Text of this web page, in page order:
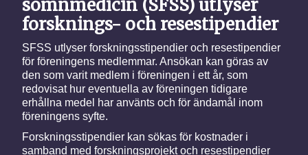
sömnmedicin (SFSS) utlyser
forsknings- och resestipendier
SFSS utlyser forskningsstipendier och resestipendier
för föreningens medlemmar. Ansökan kan göras av
den som varit medlem i föreningen i ett år, som
redovisat hur eventuella av föreningen tidigare
erhållna medel har använts och för ändamål inom
föreningens syfte.
Forskningsstipendier kan sökas för kostnader i
samband med forskningsprojekt och resestipendier